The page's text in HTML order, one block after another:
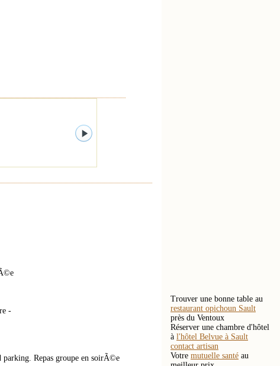
-
Repas groupe en soirÃ©e
Trouver une bonne table au
restaurant opichoun Sault
près du Ventoux
Réserver une chambre d'hôtel
à l'hôtel Belvue à Sault
contact artisan
Votre mutuelle santé au